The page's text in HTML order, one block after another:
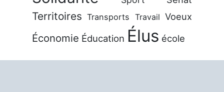
Territoires Transports Travail Voeux
Économie Éducation Élus école